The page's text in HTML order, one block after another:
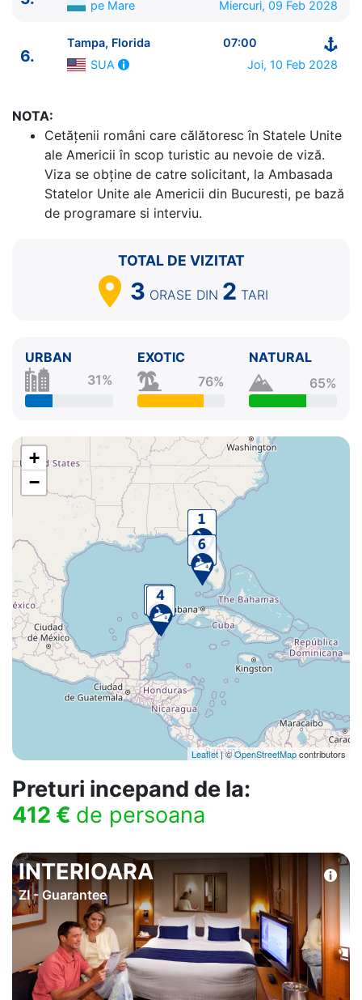
Ziua | Portul | Sosire - Plecare
----------------------------------------
1. Tampa, Florida
Zi de navigare
4. Cozumel
5.
Zi de navigare pe Mare 0:00 - 0:00
Tampa, Florida SUA 07:00 - ⚓
pe Mare
Miercuri, 09 Feb 2028
6.
Tampa, Florida
07:00
SUA
Joi, 10 Feb 2028
NOTA:
Cetăţenii români care călătoresc în Statele Unite
ale Americii în scop turistic au nevoie de viză.
Viza se obține de catre solicitant, la Ambasada
Statelor Unite ale Americii din Bucuresti, pe bază
de programare si interviu.
TOTAL DE VIZITAT
3 ORASE DIN 2 TARI
URBAN
31%
EXOTIC
76%
NATURAL
65%
+
−
Leaflet| ©OpenStreetMapcontributors
Preturi incepand de la:
412 € de persoana
INTERIOARA
ZI - Guarantee